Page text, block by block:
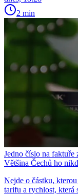
2 min
Jedno číslo na faktuře
Většina Čechů ho
Nejde o částku,
tarifu a rychlost, která